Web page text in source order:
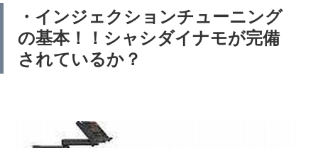
・インジェクションチューニング
の基本！！シャシダイナモが完備
されているか？